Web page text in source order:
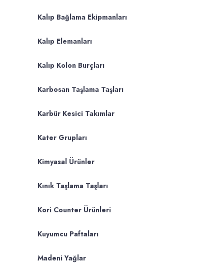
Kalıp Bağlama Ekipmanları
Kalıp Elemanları
Kalıp Kolon Burçları
Karbosan Taşlama Taşları
Karbür Kesici Takımlar
Kater Grupları
Kimyasal Ürünler
Kınık Taşlama Taşları
Kori Counter Ürünleri
Kuyumcu Paftaları
Madeni Yağlar